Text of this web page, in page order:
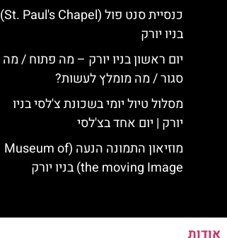
כנסיית סנט פול (St. Paul's Chapel)
בניו יורק
יום ראשון בניו יורק – מה פתוח / מה
סגור / מה מומלץ לעשות?
מסלול טיול יומי בשכונת צ'לסי בניו
יורק | יום אחד בצ'לסי
מוזיאון התמונה הנעה (Museum of
the moving Image) בניו יורק
אודות